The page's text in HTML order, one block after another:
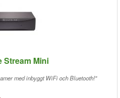
Stream Mini
med inbyggt WiFi och Bluetooth!"